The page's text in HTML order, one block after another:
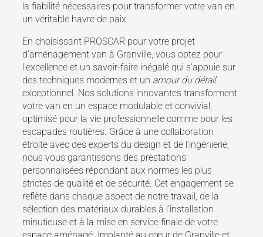
la fiabilité nécessaires pour transformer votre van en
un véritable havre de paix.
En choisissant PROSCAR pour votre projet
d'aménagement van à Granville, vous optez pour
l'excellence et un savoir-faire inégalé qui s'appuie sur
des techniques modernes et un amour du détail
exceptionnel. Nos solutions innovantes transforment
votre van en un espace modulable et convivial,
optimisé pour la vie professionnelle comme pour les
escapades routières. Grâce à une collaboration
étroite avec des experts du design et de l'ingénierie,
nous vous garantissons des prestations
personnalisées répondant aux normes les plus
strictes de qualité et de sécurité. Cet engagement se
reflète dans chaque aspect de notre travail, de la
sélection des matériaux durables à l'installation
minutieuse et à la mise en service finale de votre